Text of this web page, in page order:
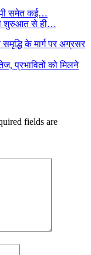
समेत कई…
शुरुआत से ही…
के मार्ग पर अग्रसर
प्रभावितों को मिलने
fields are